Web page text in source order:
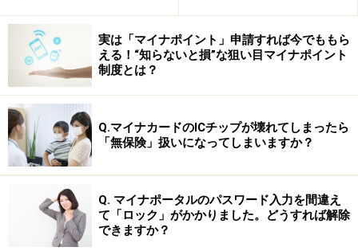
その後も電話帳機能が搭載された腕時計などが発売され
たが、どれも一部のマニア受けにとどまってきた。
2つの目的に特化された腕時計の形状
腕時計とは「時間を知る」ことと「ファッション性」と
いう2つの目的に特化された形状をもつ。
実は「マイナポイント」申請すれば今でももら
える！“知らないと損”な狙い目マイナポイント
制度とは？
Q.マイナカードのICチップが壊れてしまったら
「無保険」扱いになってしまいますか？
Q. マイナポータルのパスワード入力を間違え
て「ロック」がかかりました。どうすれば解除
できますか？